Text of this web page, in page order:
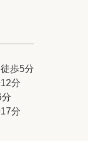
歩5分
分
分